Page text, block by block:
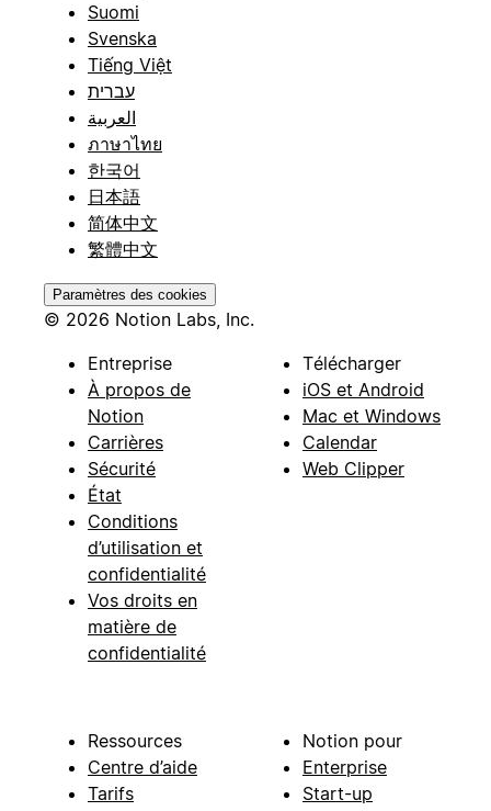
Suomi
Svenska
Tiếng Việt
עברית
العربية
ภาษาไทย
한국어
日本語
简体中文
繁體中文
Paramètres des cookies
© 2026 Notion Labs, Inc.
Entreprise
À propos de
Notion
Carrières
Sécurité
État
Conditions
d’utilisation et
confidentialité
Vos droits en
matière de
confidentialité
Télécharger
iOS et Android
Mac et Windows
Calendar
Web Clipper
Ressources
Centre d’aide
Tarifs
Notion pour
Enterprise
Start-up